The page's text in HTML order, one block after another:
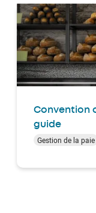
Convention
guide
Gestion de la paie